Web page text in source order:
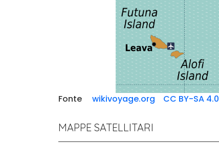
Fonte wikivoyage.org CC BY-SA 4.0
MAPPE SATELLITARI